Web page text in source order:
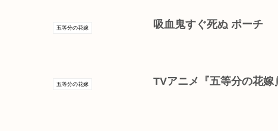
五等分の花嫁 吸血鬼すぐ死ぬ ポーチ
五等分の花嫁 TVアニメ『五等分の花